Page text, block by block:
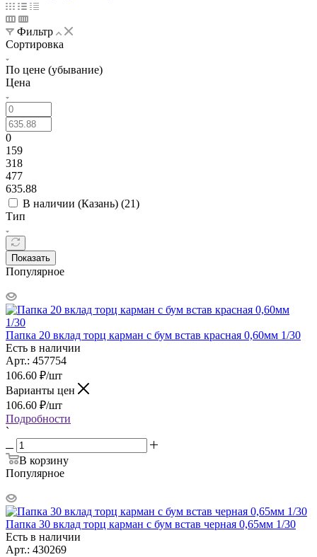
Фильтр
Сортировка
По цене (убывание)
Цена
0
159
318
477
635.88
В наличии (Казань) (21)
Тип
Показать
Популярное
Папка 20 вклад торц карман с бум встав красная 0,60мм 1/30
Есть в наличии
Арт.: 457754
106.60 ₽/шт
Варианты цен
106.60 ₽/шт
Подробности
`
В корзину
Популярное
Папка 30 вклад торц карман с бум встав черная 0,65мм 1/30
Есть в наличии
Арт.: 430269